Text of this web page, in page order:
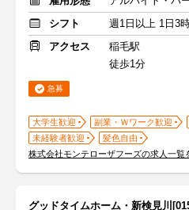
シフト
週1日以上 1日3
アクセス
稲毛駅
徒歩1分
急募
大学生歓迎 副業・Ｗワーク歓迎
未経験者歓迎
髪色自由
株式会社モンテローザフーズの求人一覧
グッドタイムホーム・新検見川